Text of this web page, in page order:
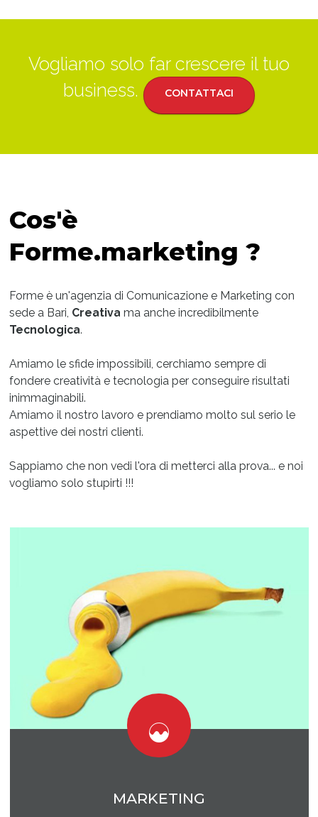
Vogliamo solo far crescere il tuo
business.
CONTATTACI
Cos'è
Forme.marketing ?
Forme è un'agenzia di Comunicazione e Marketing con
sede a Bari, Creativa ma anche incredibilmente
Tecnologica.
Amiamo le sfide impossibili, cerchiamo sempre di
fondere creatività e tecnologia per conseguire risultati
inimmaginabili.
Amiamo il nostro lavoro e prendiamo molto sul serio le
aspettive dei nostri clienti.
Sappiamo che non vedi l'ora di metterci alla prova... e noi
vogliamo solo stupirti !!!
MARKETING